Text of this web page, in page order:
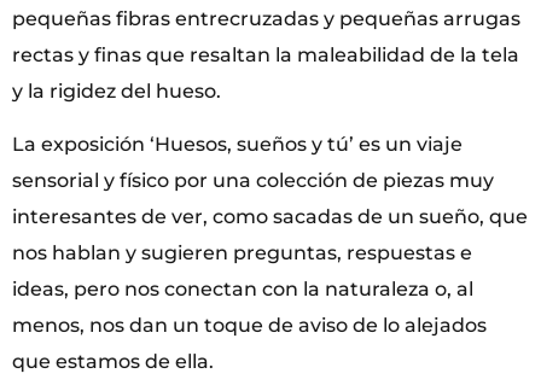
pequeñas fibras entrecruzadas y pequeñas arrugas
rectas y finas que resaltan la maleabilidad de la tela
y la rigidez del hueso.
La exposición ‘Huesos, sueños y tú’ es un viaje
sensorial y físico por una colección de piezas muy
interesantes de ver, como sacadas de un sueño, que
nos hablan y sugieren preguntas, respuestas e
ideas, pero nos conectan con la naturaleza o, al
menos, nos dan un toque de aviso de lo alejados
que estamos de ella.